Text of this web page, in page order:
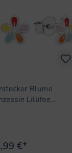
Blume
Lillifee
€*